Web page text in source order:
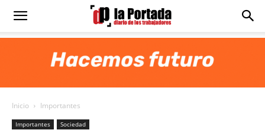
Diario
Portada
Inicio Importantes
Importantes Sociedad